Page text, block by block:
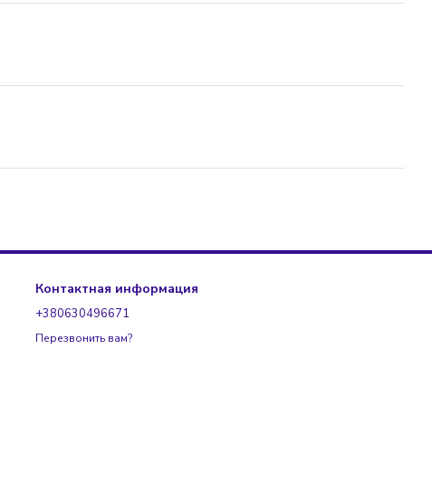
Контактная информация
+380630496671
Перезвонить вам?